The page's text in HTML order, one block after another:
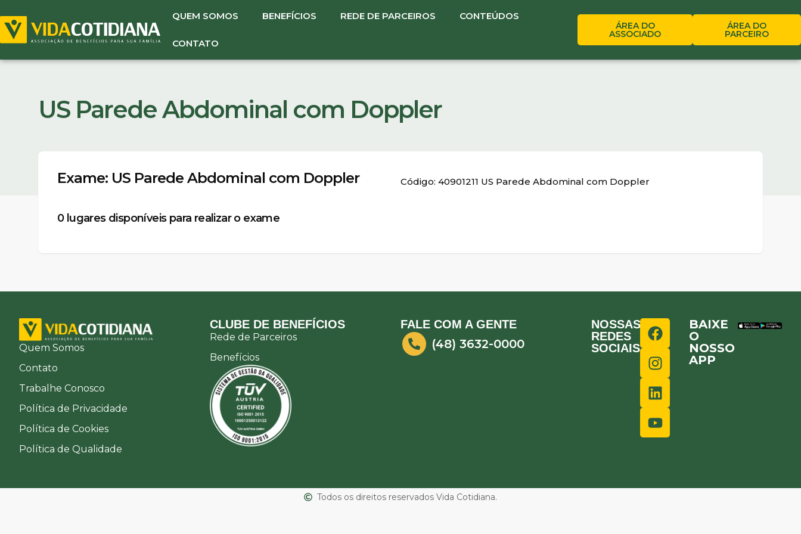
QUEM SOMOS BENEFÍCIOS REDE DE PARCEIROS CONTEÚDOS
CONTATO
ÁREA DO
ASSOCIADO
ÁREA DO
PARCEIRO
US Parede Abdominal com Doppler
Exame: US Parede Abdominal com Doppler Código: 40901211 US Parede Abdominal com Doppler
0lugares disponíveis para realizar o exame
Quem Somos
Contato
Trabalhe Conosco
Política de Privacidade
Política de Cookies
Política de Qualidade
CLUBE DE BENEFÍCIOS
Rede de Parceiros
Benefícios
FALE COM A GENTE
(48) 3632-0000
NOSSAS
REDES
SOCIAIS
BAIXE
O
NOSSO
APP
Todos os direitos reservados Vida Cotidiana.